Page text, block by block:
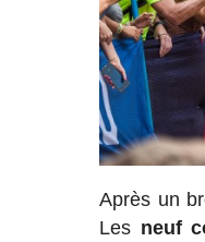
Après un
Les neuf